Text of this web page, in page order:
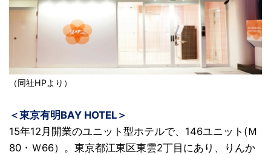
（同社HPより）
＜東京有明BAY HOTEL＞
15年12月開業のユニット型ホテルで、146ユニット(Ｍ
80・Ｗ66）。東京都江東区東雲2丁目にあり、りんか